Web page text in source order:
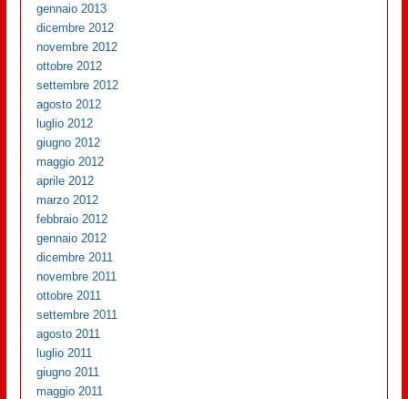
gennaio 2013
dicembre 2012
novembre 2012
ottobre 2012
settembre 2012
agosto 2012
luglio 2012
giugno 2012
maggio 2012
aprile 2012
marzo 2012
febbraio 2012
gennaio 2012
dicembre 2011
novembre 2011
ottobre 2011
settembre 2011
agosto 2011
luglio 2011
giugno 2011
maggio 2011